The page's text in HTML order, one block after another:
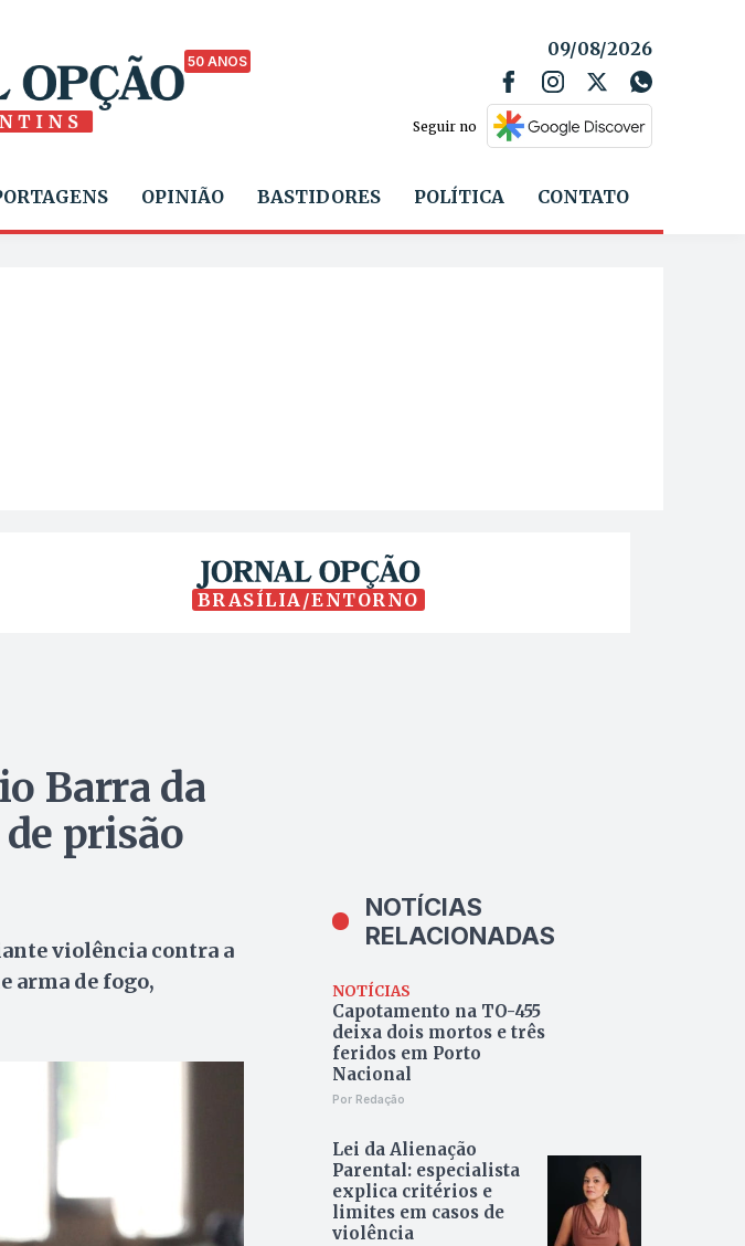
50 ANOS
09/08/2026
Seguir no
OPINIÃO BASTIDORES POLÍTICA CONTATO
BRASÍLIA/ENTORNO
Barra da
prisão
violência contra a
arma de fogo,
NOTÍCIAS
RELACIONADAS
NOTÍCIAS
Capotamento na TO-455
deixa dois mortos e três
feridos em Porto
Nacional
Por Redação
Lei da Alienação
Parental: especialista
explica critérios e
limites em casos de
violência